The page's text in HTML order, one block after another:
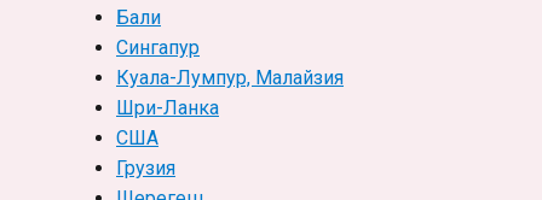
Бали
Сингапур
Куала-Лумпур, Малайзия
Шри-Ланка
США
Грузия